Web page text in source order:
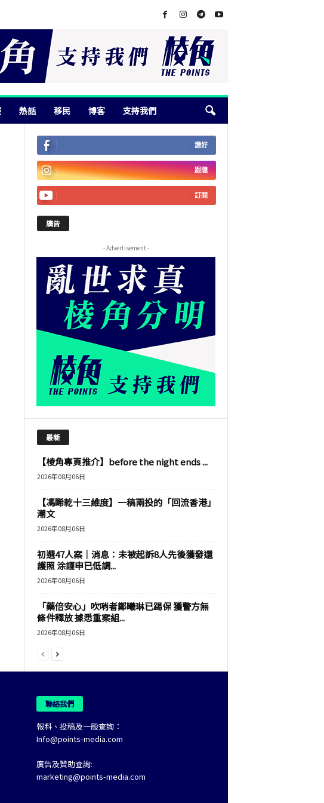
熱話 移民 博客 支持我們
讚好
跟隨
訂閱
廣告
- Advertisement -
最新
【棱角專頁推介】before the night ends ...
2026年08月06日
【馮睎乾十三維度】一稿兩投的「回流香港」
潮文
2026年08月06日
初選47人案｜消息：未被起訴8人先後獲發還
護照 涂謹申已低調...
2026年08月06日
「藥倍安心」吹哨者鄭曦琳已踢保 獲警方無
條件釋放 據悉重案組...
2026年08月06日
聯絡我們
報料、投稿及一般查詢：
Info@points-media.com
廣告及贊助查詢:
marketing@points-media.com